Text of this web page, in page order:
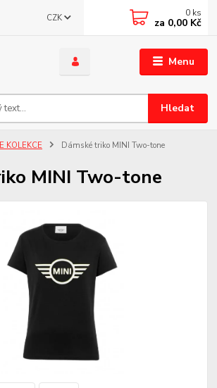
Menu
CZK
Hledat
0 ks
za 0,00 Kč
KOLEKCE Dámské triko MINI Two-tone
MINI Two-tone